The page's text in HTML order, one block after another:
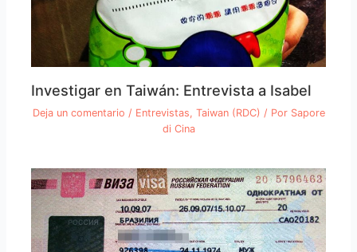
Investigar en Taiwán: Entrevista a Isabel
Deja un comentario / Entrevistas, Taiwan (RDC) / Por Sapore
di Cina